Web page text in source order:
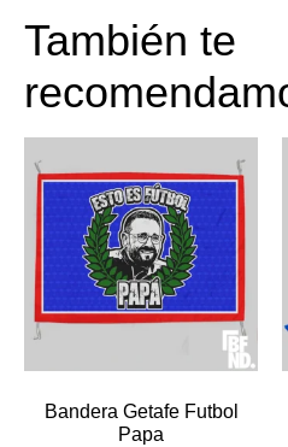
También te
Bandera Getafe Futbol
Papa